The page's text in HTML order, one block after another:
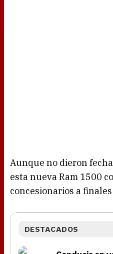
Aunque no dieron
esta nueva Ram 1500
concesionarios a finales
DESTACADOS